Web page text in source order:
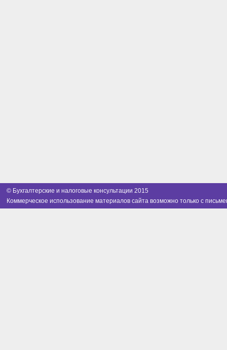
© Бухгалтерские и налоговые консультации 2015
Коммерческое использование материалов сайта возможно только с